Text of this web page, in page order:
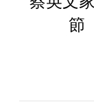
節